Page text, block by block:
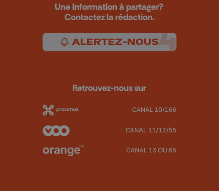
Une information à partager?
Contactez la rédaction.
ALERTEZ-NOUS
Retrouvez-nous sur
CANAL 10/166
CANAL 11/12/55
CANAL 13 OU 65